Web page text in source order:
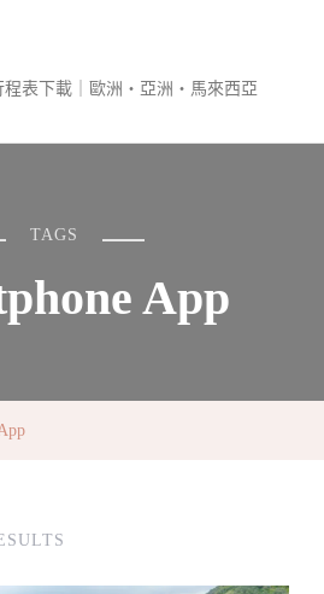
表下載｜歐洲・亞洲・馬來西亞
TAGS
App